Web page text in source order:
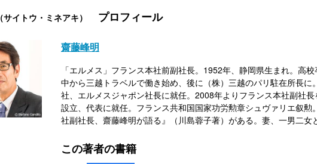
（サイトウ・ミネアキ） プロフィール
齋藤峰明
「エルメス」フランス本社前副社長。1952年、静岡県生まれ。高
中から三越トラベルで働き始め、後に（株）三越のパリ駐在所長
社、エルメスジャポン社長に就任。2008年よりフランス本社副社
設立、代表に就任。フランス共和国国家功労勲章シュヴァリエ叙
社副社長、齋藤峰明が語る』（川島蓉子著）がある。妻、一男二女
この著者の書籍